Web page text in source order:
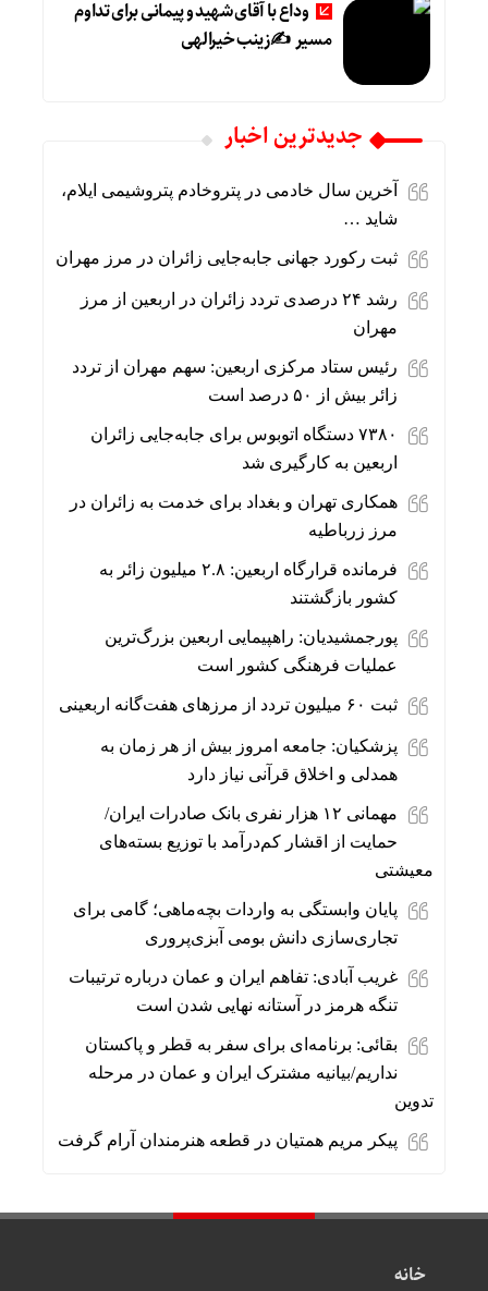
وداع با آقای شهید و پیمانی برای تداوم
مسیر ✍زینب خیرالهی
جديدترين اخبار
آخرین سال خادمی در پتروخادم پتروشیمی ایلام،
شاید …
ثبت رکورد جهانی جابه‌جایی زائران در مرز مهران
رشد ۲۴ درصدی تردد زائران در اربعین از مرز
مهران
رئیس ستاد مرکزی اربعین: سهم مهران از تردد
زائر بیش از ۵۰ درصد است
۷۳۸۰ دستگاه اتوبوس برای جابه‌جایی زائران
اربعین به‌ کارگیری شد
همکاری تهران و بغداد برای خدمت به زائران در
مرز زرباطیه
فرمانده قرارگاه اربعین: ۲.۸ میلیون زائر به
کشور بازگشتند
پورجمشیدیان: راهپیمایی اربعین بزرگ‌ترین
عملیات فرهنگی کشور است
ثبت ۶۰ میلیون تردد از مرزهای هفت‌گانه اربعینی
پزشکیان: جامعه امروز بیش از هر زمان به
همدلی و اخلاق قرآنی نیاز دارد
مهمانی ۱۲ هزار نفری بانک صادرات ایران/
حمایت از اقشار کم‌درآمد با توزیع بسته‌های
معیشتی
پایان وابستگی به واردات بچه‌ماهی؛ گامی برای
تجاری‌سازی دانش بومی آبزی‌پروری
غریب آبادی: تفاهم ایران و عمان درباره ترتیبات
تنگه هرمز در آستانه نهایی شدن است
بقائی: برنامه‌ای برای سفر به قطر و پاکستان
نداریم/بیانیه مشترک ایران و عمان در مرحله
تدوین
پیکر مریم همتیان در قطعه هنرمندان آرام گرفت
خانه